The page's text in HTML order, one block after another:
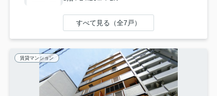
すべて見る（全7戸）
賃貸マンション